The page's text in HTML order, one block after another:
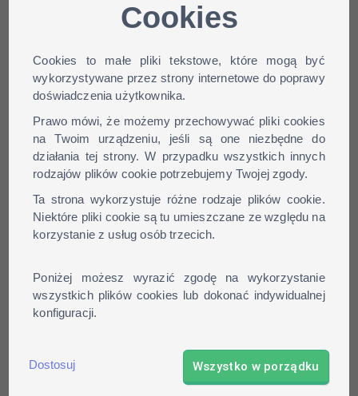
Cookies
Cookies to małe pliki tekstowe, które mogą być
wykorzystywane przez strony internetowe do poprawy
doświadczenia użytkownika.
Prawo mówi, że możemy przechowywać pliki cookies
na Twoim urządzeniu, jeśli są one niezbędne do
działania tej strony. W przypadku wszystkich innych
rodzajów plików cookie potrzebujemy Twojej zgody.
Ta strona wykorzystuje różne rodzaje plików cookie.
Niektóre pliki cookie są tu umieszczane ze względu na
korzystanie z usług osób trzecich.
Poniżej możesz wyrazić zgodę na wykorzystanie
wszystkich plików cookies lub dokonać indywidualnej
konfiguracji.
Dostosuj Wszystko w porządku
Jak zainstalować skin?